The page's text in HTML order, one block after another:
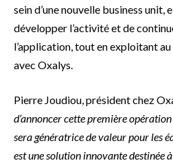
sein d’une nouvelle business unit,
développer l’activité et de
l’application, tout en exploitant
avec Oxalys.
Pierre Joudiou, président chez
d’annoncer cette première
sera génératrice de valeur pour les
est une solution innovante destinée